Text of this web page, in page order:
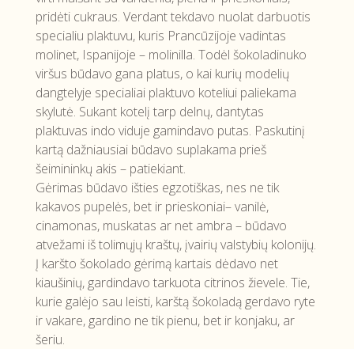
pridėti cukraus. Verdant tekdavo nuolat darbuotis
specialiu plaktuvu, kuris Prancūzijoje vadintas
molinet, Ispanijoje – molinilla. Todėl šokoladinuko
viršus būdavo gana platus, o kai kurių modelių
dangtelyje specialiai plaktuvo koteliui paliekama
skylutė. Sukant kotelį tarp delnų, dantytas
plaktuvas indo viduje gamindavo putas. Paskutinį
kartą dažniausiai būdavo suplakama prieš
šeimininkų akis – patiekiant.
Gėrimas būdavo išties egzotiškas, nes ne tik
kakavos pupelės, bet ir prieskoniai– vanilė,
cinamonas, muskatas ar net ambra – būdavo
atvežami iš tolimųjų kraštų, įvairių valstybių kolonijų.
Į karšto šokolado gėrimą kartais dėdavo net
kiaušinių, gardindavo tarkuota citrinos žievele. Tie,
kurie galėjo sau leisti, karštą šokoladą gerdavo ryte
ir vakare, gardino ne tik pienu, bet ir konjaku, ar
šeriu.